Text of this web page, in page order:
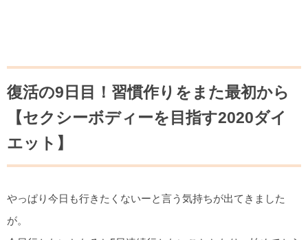
復活の9日目！習慣作りをまた最初から
【セクシーボディーを目指す2020ダイ
エット】
やっぱり今日も行きたくないーと言う気持ちが出てきました
が。